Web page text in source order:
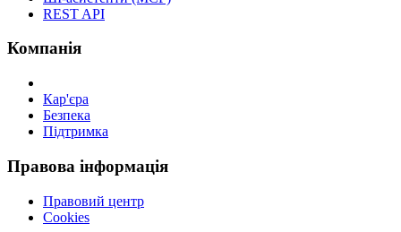
REST API
Компанія
Кар'єра
Безпека
Підтримка
Правова інформація
Правовий центр
Cookies